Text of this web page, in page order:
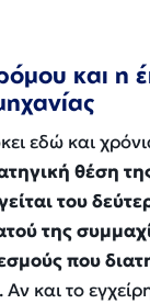
και η
εδώ και
θέση
του
της
που
. Αν και το